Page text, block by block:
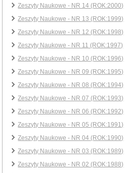
Zeszyty Naukowe - NR 14 (ROK:2000)
Zeszyty Naukowe - NR 13 (ROK:1999)
Zeszyty Naukowe - NR 12 (ROK:1998)
Zeszyty Naukowe - NR 11 (ROK:1997)
Zeszyty Naukowe - NR 10 (ROK:1996)
Zeszyty Naukowe - NR 09 (ROK:1995)
Zeszyty Naukowe - NR 08 (ROK:1994)
Zeszyty Naukowe - NR 07 (ROK:1993)
Zeszyty Naukowe - NR 06 (ROK:1992)
Zeszyty Naukowe - NR 05 (ROK:1991)
Zeszyty Naukowe - NR 04 (ROK:1990)
Zeszyty Naukowe - NR 03 (ROK:1989)
Zeszyty Naukowe - NR 02 (ROK:1988)